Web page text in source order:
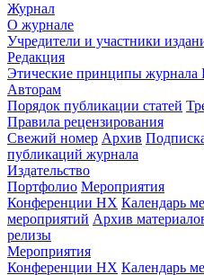
Журнал
О журнале
Учредители и участники
Редакция
Этические принципы журнала
Авторам
Порядок публикации статей
Правила рецензирования
Свежий номер Архив
публикаций журнала
Издательство
Портфолио Мероприятия
Конференции НХ Календарь
мероприятий Архив
релизы
Мероприятия
Конференции НХ Календарь